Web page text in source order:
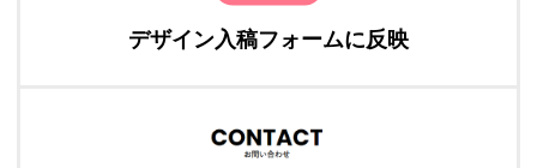
デザイン入稿フォームに反映